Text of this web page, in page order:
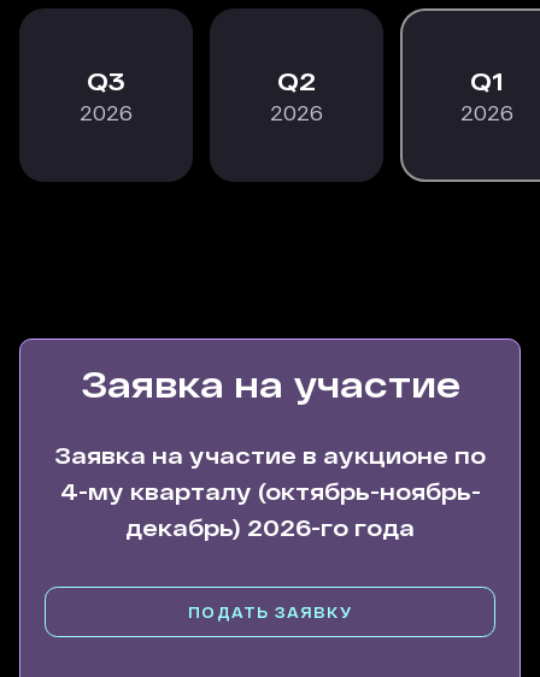
3
2026
2
2026
1
2026
Заявка на участие
Заявка на участие в аукционе по
4-му кварталу (октябрь-ноябрь-
декабрь) 2026-го года
ПОДАТЬ ЗАЯВКУ